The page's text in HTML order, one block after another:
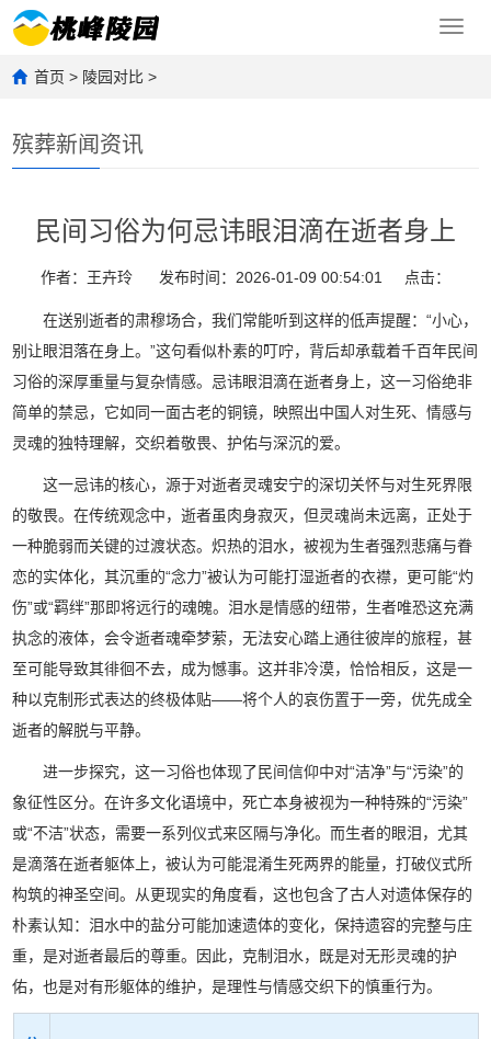
首页 > 陵园对比 >
殡葬新闻资讯
民间习俗为何忌讳眼泪滴在逝者身上
作者：王卉玲 发布时间：2026-01-09 00:54:01 点击：
在送别逝者的肃穆场合，我们常能听到这样的低声提醒：“小心，
别让眼泪落在身上。”这句看似朴素的叮咛，背后却承载着千百年民间
习俗的深厚重量与复杂情感。忌讳眼泪滴在逝者身上，这一习俗绝非
简单的禁忌，它如同一面古老的铜镜，映照出中国人对生死、情感与
灵魂的独特理解，交织着敬畏、护佑与深沉的爱。
这一忌讳的核心，源于对逝者灵魂安宁的深切关怀与对生死界限
的敬畏。在传统观念中，逝者虽肉身寂灭，但灵魂尚未远离，正处于
一种脆弱而关键的过渡状态。炽热的泪水，被视为生者强烈悲痛与眷
恋的实体化，其沉重的“念力”被认为可能打湿逝者的衣襟，更可能“灼
伤”或“羁绊”那即将远行的魂魄。泪水是情感的纽带，生者唯恐这充满
执念的液体，会令逝者魂牵梦萦，无法安心踏上通往彼岸的旅程，甚
至可能导致其徘徊不去，成为憾事。这并非冷漠，恰恰相反，这是一
种以克制形式表达的终极体贴——将个人的哀伤置于一旁，优先成全
逝者的解脱与平静。
进一步探究，这一习俗也体现了民间信仰中对“洁净”与“污染”的
象征性区分。在许多文化语境中，死亡本身被视为一种特殊的“污染”
或“不洁”状态，需要一系列仪式来区隔与净化。而生者的眼泪，尤其
是滴落在逝者躯体上，被认为可能混淆生死两界的能量，打破仪式所
构筑的神圣空间。从更现实的角度看，这也包含了古人对遗体保存的
朴素认知：泪水中的盐分可能加速遗体的变化，保持遗容的完整与庄
重，是对逝者最后的尊重。因此，克制泪水，既是对无形灵魂的护
佑，也是对有形躯体的维护，是理性与情感交织下的慎重行为。